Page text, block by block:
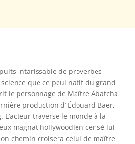
intarissable de proverbes
science que ce peul natif du grand
le personnage de Maître Abatcha
production d’ Édouard Baer,
L’acteur traverse le monde à la
magnat hollywoodien censé lui
chemin croisera celui de maître